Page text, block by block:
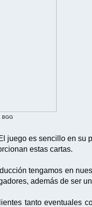
BGG
juego es sencillo en su
estas cartas.
tengamos en
además de ser
tanto eventuales